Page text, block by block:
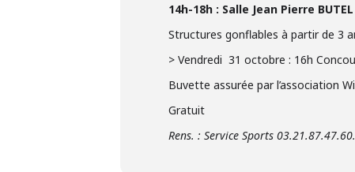
14h-18h : Salle Jean Pierre BUTEL
Structures gonflables à partir de 3
> Vendredi 31 octobre : 16h
Buvette assurée par l’association
Gratuit
Rens. : Service Sports 03.21.87.47.60.